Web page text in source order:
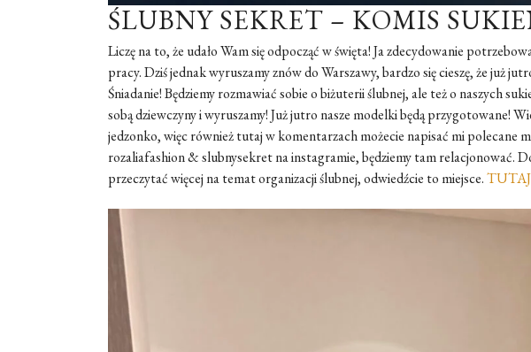
ŚLUBNY SEKRET – KOMIS
Liczę na to, że udało Wam się odpocząć w święta! Ja zdecydowanie
pracy. Dziś jednak wyruszamy znów do Warszawy, bardzo się cieszę, że już
Śniadanie! Będziemy rozmawiać sobie o biżuterii ślubnej, ale też o naszych
sobą dziewczyny i wyruszamy! Już jutro nasze modelki będą przygotowane!
jedzonko, więc również tutaj w komentarzach możecie napisać mi polecane
rozaliafashion & slubnysekret na instagramie, będziemy tam relacjonować.
przeczytać więcej na temat organizacji ślubnej, odwiedźcie to miejsce.TUTAJ